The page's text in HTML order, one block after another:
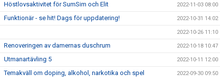
Höstlovsaktivitet för SumSim och Elit 2022-11-03 08:00
Funktionär - se hit! Dags för uppdatering! 2022-10-31 14:02
2022-10-26 11:10
Renoveringen av damernas duschrum 2022-10-18 10:47
Utmanartävling 5 2022-10-11 12:00
Temakväll om doping, alkohol, narkotika och spel 2022-09-30 09:50